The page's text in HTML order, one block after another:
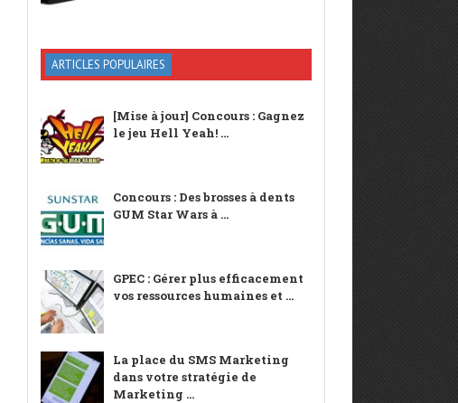
ARTICLES POPULAIRES
[Mise à jour] Concours : Gagnez
le jeu Hell Yeah! ...
Concours : Des brosses à dents
GUM Star Wars à ...
GPEC : Gérer plus efficacement
vos ressources humaines et ...
La place du SMS Marketing
dans votre stratégie de
Marketing ...